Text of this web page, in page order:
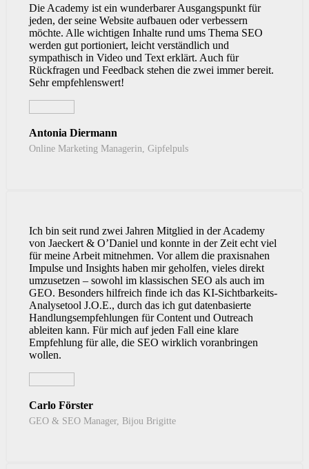
Die Academy ist ein wunderbarer Ausgangspunkt für
jeden, der seine Website aufbauen oder verbessern
möchte. Alle wichtigen Inhalte rund ums Thema SEO
werden gut portioniert, leicht verständlich und
sympathisch in Video und Text erklärt. Auch für
Rückfragen und Feedback stehen die zwei immer bereit.
Sehr empfehlenswert!
Antonia Diermann
Online Marketing Managerin, Gipfelpuls
Ich bin seit rund zwei Jahren Mitglied in der Academy
von Jaeckert & O’Daniel und konnte in der Zeit echt viel
für meine Arbeit mitnehmen. Vor allem die praxisnahen
Impulse und Insights haben mir geholfen, vieles direkt
umzusetzen – sowohl im klassischen SEO als auch im
GEO. Besonders hilfreich finde ich das KI-Sichtbarkeits-
Analysetool J.O.E., durch das ich gut datenbasierte
Handlungsempfehlungen für Content und Outreach
ableiten kann. Für mich auf jeden Fall eine klare
Empfehlung für alle, die SEO wirklich voranbringen
wollen.
Carlo Förster
GEO & SEO Manager, Bijou Brigitte